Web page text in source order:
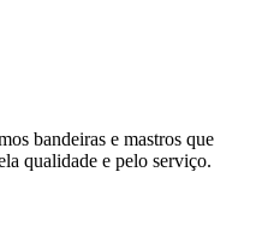
bandeiras e mastros que
qualidade e pelo serviço.